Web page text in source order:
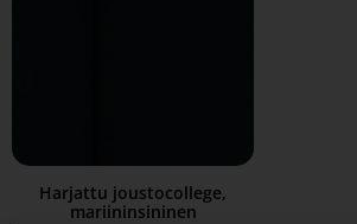
Harjattu joustocollege,
mariininsininen